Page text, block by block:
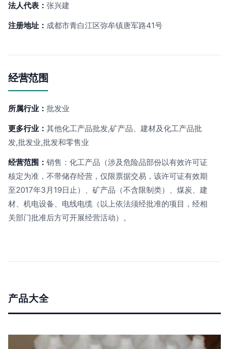
法人代表： 张兴建
注册地址： 成都市青白江区弥牟镇唐军路41号
经营范围
所属行业： 批发业
更多行业： 其他化工产品批发,矿产品、建材及化工产品批
发,批发业,批发和零售业
经营范围： 销售：化工产品（涉及危险品部份以有效许可证
核定为准，不带储存经营，仅限票据交易，该许可证有效期
至2017年3月19日止）、矿产品（不含限制类）、煤炭、建
材、机电设备、电线电缆（以上依法须经批准的项目，经相
关部门批准后方可开展经营活动）。
产品大全